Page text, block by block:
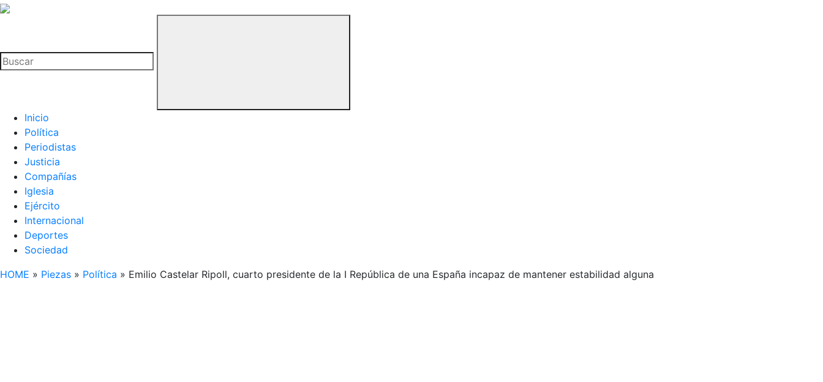
La
Buitre
Inicio
Política
Periodistas
Justicia
Compañías
Iglesia
Ejército
Internacional
Deportes
Sociedad
HOME » Piezas » Política » Emilio Castelar Ripoll, cuarto presidente de la I República de una España incapaz de mantener estabilidad alguna